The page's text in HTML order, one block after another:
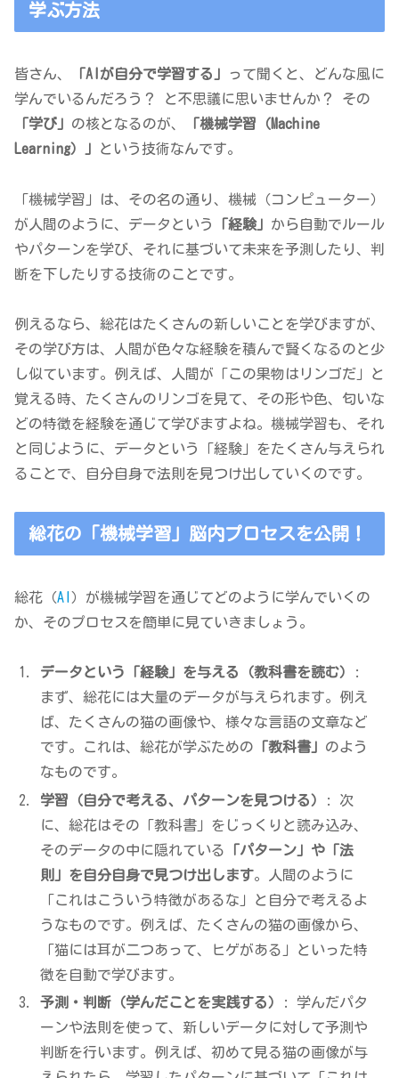
学ぶ方法
皆さん、 「AIが自分で学習する」
って聞くと、どんな風に
学んでいるんだろう？ と不思議に思いませんか？ その
「学び」 の核となるのが、
「機械学習（Machine
Learning）」
という技術なんです。
「機械学習」は、その名の通り、機械（コンピューター）
が人間のように、データという
「経験」 から自動でルール
やパターンを学び、それに基づいて未来を予測したり、判
断を下したりする技術のことです。
例えるなら、総花はたくさんの新しいことを学びますが、
その学び方は、人間が色々な経験を積んで賢くなるのと少
し似ています。例えば、人間が「この果物はリンゴだ」と
覚える時、たくさんのリンゴを見て、その形や色、匂いな
どの特徴を経験を通じて学びますよね。機械学習も、それ
と同じように、データという「経験」をたくさん与えられ
ることで、自分自身で法則を見つけ出していくのです。
総花の「機械学習」脳内プロセスを公開！
総花（AI ）が機械学習を通じてどのように学んでいくの
か、そのプロセスを簡単に見ていきましょう。
データという「経験」を与える（教科書を読む）
:
まず、総花には大量のデータが与えられます。例え
ば、たくさんの猫の画像や、様々な言語の文章など
です。これは、総花が学ぶための 「教科書」 のよう
なものです。
学習（自分で考える、パターンを見つける）
: 次
に、総花はその「教科書」をじっくりと読み込み、
そのデータの中に隠れている
「パターン」や「法
則」を自分自身で見つけ出します。人間のように
「これはこういう特徴があるな」と自分で考えるよ
うなものです。例えば、たくさんの猫の画像から、
「猫には耳が二つあって、ヒゲがある」といった特
徴を自動で学びます。
予測・判断（学んだことを実践する）
: 学んだパタ
ーンや法則を使って、新しいデータに対して予測や
判断を行います。例えば、初めて見る猫の画像が与